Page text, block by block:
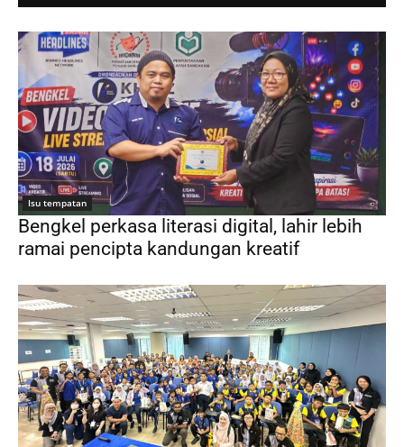
Isu tempatan
Bengkel perkasa literasi digital, lahir lebih
ramai pencipta kandungan kreatif